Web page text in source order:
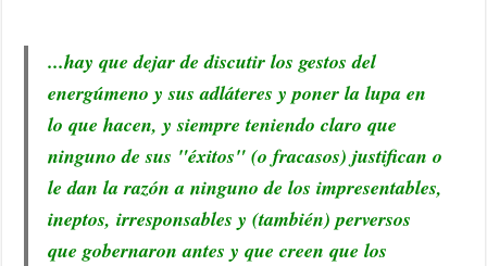
...hay que dejar de discutir los gestos del
energúmeno y sus adláteres y poner la lupa en
lo que hacen, y siempre teniendo claro que
ninguno de sus "éxitos" (o fracasos) justifican o
le dan la razón a ninguno de los impresentables,
ineptos, irresponsables y (también) perversos
que gobernaron antes y que creen que los